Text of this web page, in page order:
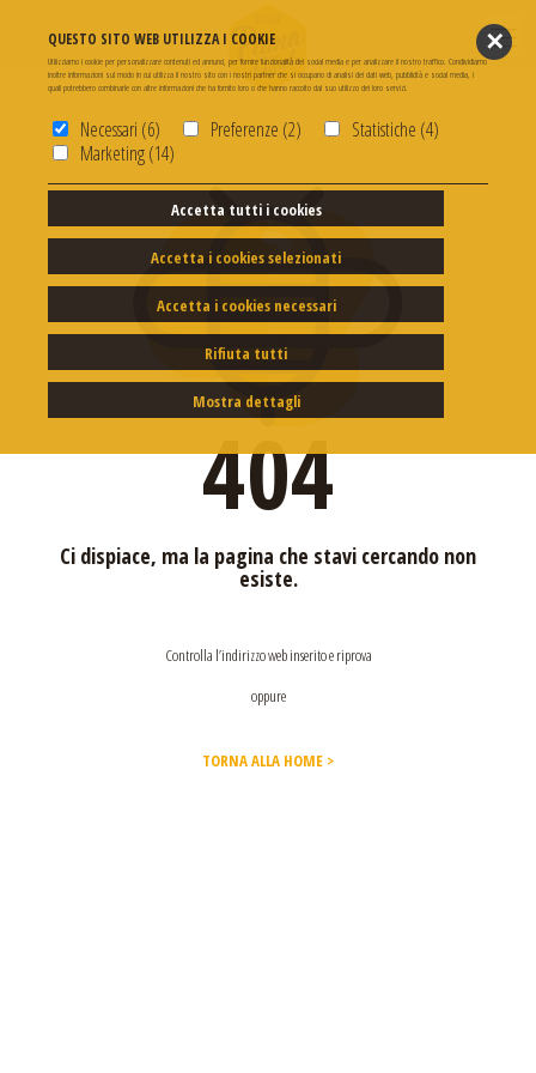
✕
QUESTO SITO WEB UTILIZZA I COOKIE
Utilizziamo i cookie per personalizzare contenuti ed annunci, per fornire funzionalità dei social media e per analizzare il nostro traffico. Condividiamo
inoltre informazioni sul modo in cui utilizza il nostro sito con i nostri partner che si occupano di analisi dei dati web, pubblicità e social media, i
quali potrebbero combinarle con altre informazioni che ha fornito loro o che hanno raccolto dal suo utilizzo dei loro servizi.
Necessari (6) Preferenze (2)
Statistiche (4)
Marketing (14)
Accetta tutti i cookies
Accetta i cookies selezionati
Accetta i cookies necessari
Rifiuta tutti
Mostra dettagli
404
Ci dispiace, ma la pagina che stavi cercando non
esiste.
Controlla l’indirizzo web inserito e riprova
oppure
TORNA ALLA HOME >